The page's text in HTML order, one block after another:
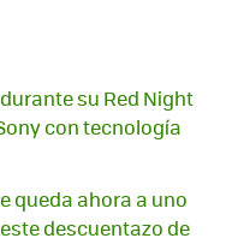
su Red Night
con tecnología
queda ahora a uno
descuentazo de